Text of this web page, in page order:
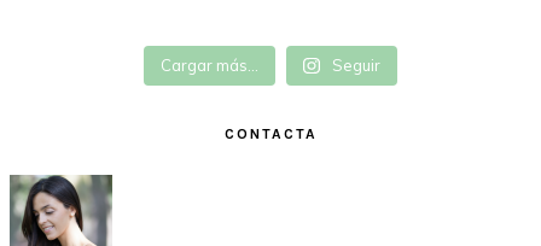
Cargar más... Seguir
CONTACTA